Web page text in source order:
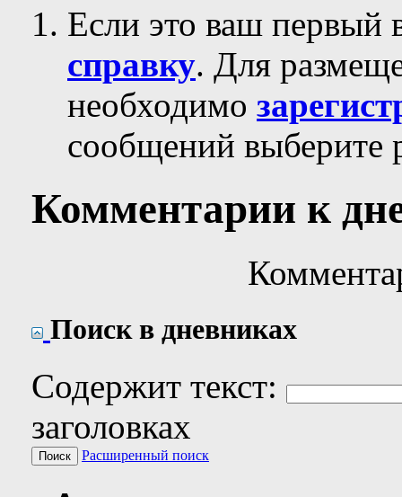
Если это ваш первый
справку. Для
необходимо
сообщений выберите
Комментарии к
Поиск в дневниках
Содержит текст:
заголовках
Расширенный поиск